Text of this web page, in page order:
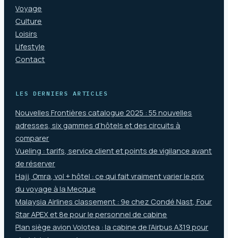
Voyage
Culture
Loisirs
Lifestyle
Contact
LES DERNIERS ARTICLES
Nouvelles Frontières catalogue 2025 : 55 nouvelles
adresses, six gammes d’hôtels et des circuits à
comparer
Vueling : tarifs, service client et points de vigilance avant
de réserver
Hajj, Omra, vol + hôtel : ce qui fait vraiment varier le prix
du voyage à la Mecque
Malaysia Airlines classement : 9e chez Condé Nast, Four
Star APEX et 8e pour le personnel de cabine
Plan siège avion Volotea : la cabine de l’Airbus A319 pour